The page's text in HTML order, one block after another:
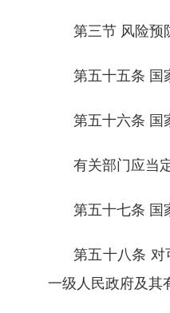
第三节 风险预
第五十五条 国
第五十六条 国
有关部门应当
第五十七条 国
第五十八条 对
一级人民政府及其